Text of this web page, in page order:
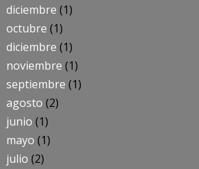
diciembre (1)
octubre (1)
diciembre (1)
noviembre (1)
septiembre (1)
agosto (2)
junio (1)
mayo (1)
julio (2)